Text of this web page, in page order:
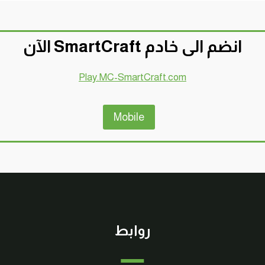
انضم الى خادم SmartCraft الآن
Play.MC-SmartCraft.com
Mobile
روابط